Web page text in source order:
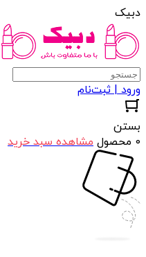
دبیک
ورود | ثبت‌نام
بستن
0 محصول
مشاهده سبد خرید